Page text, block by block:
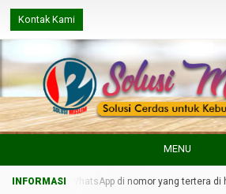
Kontak Kami
MENU
melalui WhatsApp di nomor yang tertera di